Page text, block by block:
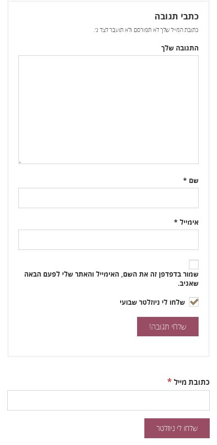
כתבי תגובה
כתובת המייל שלך לא תפורסם ולא תועבר לצד ג׳.
התגובה שלך
שם *
אימייל *
שמור בדפדפן זה את השם, האימייל והאתר שלי לפעם הבאה
שאגיב.
שלחו לי ניוזלטר שבועי
כתובת מייל *